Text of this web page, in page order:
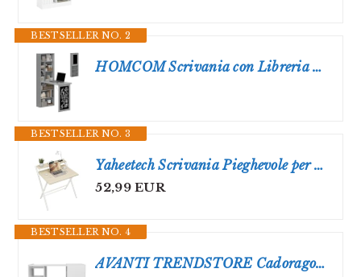
BESTSELLER NO. 2
HOMCOM Scrivania con Libreria e Lavagna, Scrivania Salvaspazio con Piano Pieghevole in Legno di Pino, Tavolo da Lavoro con Ripiani Regolabili, per Cameretta, Studio, Ufficio, 98x51x153 cm, Grigio
BESTSELLER NO. 3
Yaheetech Scrivania Pieghevole per Computer a 2 Livelli 80 cm Tavolo Pieghevole in Legno Moderno Design Scrivania Salvaspazio Compatto Tavolino con Ripiano per Monitor Legno Chiaro
52,99 EUR
BESTSELLER NO. 4
AVANTI TRENDSTORE Cadorago - Scrivania salvaspazio con piano a scomparsa in laminato di colore bianco opaco. LAP ca. 140x72x60 cm.